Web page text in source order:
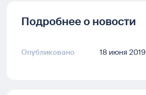
Подробнее о новости
Опубликовано 18 июня 2019